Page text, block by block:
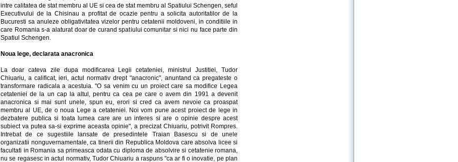
intre calitatea de stat membru al UE si cea de stat membru al Spatiului Schengen, seful
Executivului de la Chisinau a profitat de ocazie pentru a solicita autoritatilor de la
Bucuresti sa anuleze obligativitatea vizelor pentru cetatenii moldoveni, in conditiile in
care Romania s-a alaturat doar de curand spatiului comunitar si nici nu face parte din
Spatiul Schengen.
Noua lege, declarata anacronica
La doar cateva zile dupa modificarea Legii cetateniei, ministrul Justitiei, Tudor
Chiuariu, a calificat, ieri, actul normativ drept "anacronic", anuntand ca pregateste o
transformare radicala a acestuia. "O sa venim cu un proiect care sa modifice Legea
cetateniei de la un cap la altul, pentru ca cea pe care o avem din 1991 a devenit
anacronica si mai sunt unele, spun eu, erori si cred ca avem nevoie ca proaspat
membru al UE, de o noua Lege a cetateniei. Noi vom pune acest proiect de lege in
dezbatere publica si toata lumea care are un interes si are o opinie despre acest
subiect va putea sa-si exprime aceasta opinie", a precizat Chiuariu, potrivit Rompres.
Intrebat de ce sugestiile lansate de presedintele Traian Basescu si de unele
organizatii nonguvernamentale, ca tinerii din Republica Moldova care absolva licee si
facultati in Romania sa primeasca odata cu diploma de absolvire si cetatenie romana,
nu se regasesc in actul normativ, Tudor Chiuariu a raspuns "ca ar fi o inovatie, pe plan